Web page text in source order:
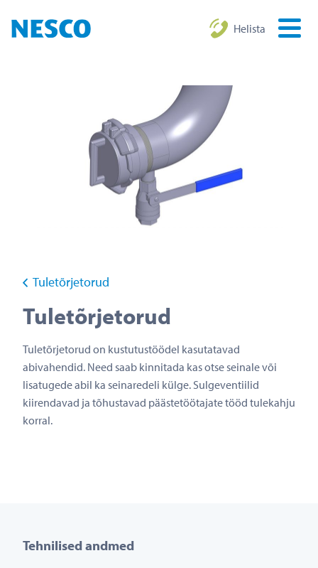
Helista
Tuletõrjetorud
Tuletõrjetorud
Tuletõrjetorud on kustutustöödel kasutatavad
abivahendid. Need saab kinnitada kas otse seinale või
lisatugede abil ka seinaredeli külge. Sulgeventiilid
kiirendavad ja tõhustavad päästetöötajate tööd tulekahju
korral.
Tehnilised andmed